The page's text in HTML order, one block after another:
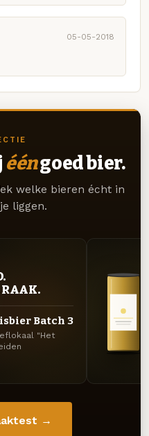
05-05-2018
ééngoed bier.
welke bieren écht in
liggen.
Batch 3
"Het
→